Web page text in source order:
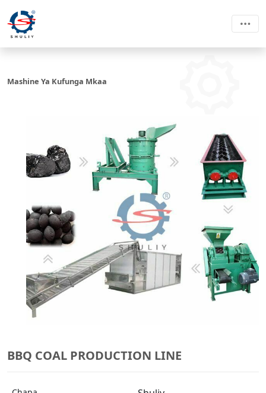
Mashine Ya Kufunga Mkaa
BBQ COAL PRODUCTION LINE